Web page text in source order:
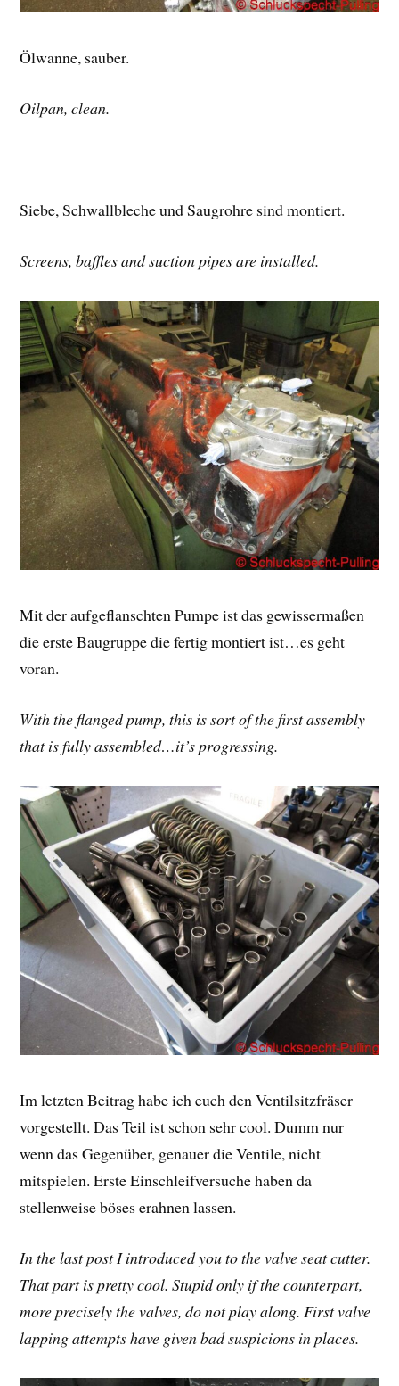
Ölwanne, sauber.
Oilpan, clean.
Siebe, Schwallbleche und Saugrohre sind montiert.
Screens, baffles and suction pipes are installed.
Mit der aufgeflanschten Pumpe ist das gewissermaßen
die erste Baugruppe die fertig montiert ist…es geht
voran.
With the flanged pump, this is sort of the first assembly
that is fully assembled…it’s progressing.
Im letzten Beitrag habe ich euch den Ventilsitzfräser
vorgestellt. Das Teil ist schon sehr cool. Dumm nur
wenn das Gegenüber, genauer die Ventile, nicht
mitspielen. Erste Einschleifversuche haben da
stellenweise böses erahnen lassen.
In the last post I introduced you to the valve seat cutter.
That part is pretty cool. Stupid only if the counterpart,
more precisely the valves, do not play along. First valve
lapping attempts have given bad suspicions in places.